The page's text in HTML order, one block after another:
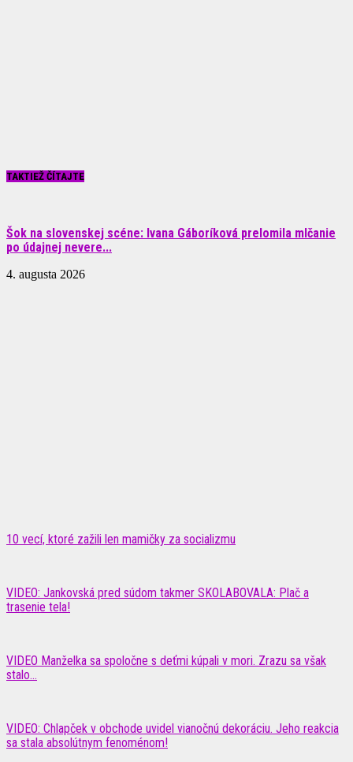
TAKTIEŽ ČÍTAJTE
Šok na slovenskej scéne: Ivana Gáboríková prelomila mlčanie
po údajnej nevere...
4. augusta 2026
10 vecí, ktoré zažili len mamičky za socializmu
VIDEO: Jankovská pred súdom takmer SKOLABOVALA: Plač a
trasenie tela!
VIDEO Manželka sa spoločne s deťmi kúpali v mori. Zrazu sa však
stalo...
VIDEO: Chlapček v obchode uvidel vianočnú dekoráciu. Jeho reakcia
sa stala absolútnym fenoménom!